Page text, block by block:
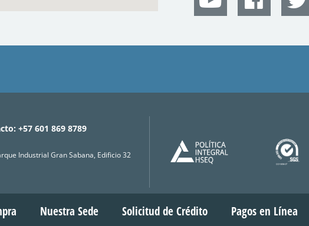
+57 601 869 8789
Industrial Gran Sabana, Edificio 32
Nuestra Sede Solicitud de Crédito Pagos en Línea